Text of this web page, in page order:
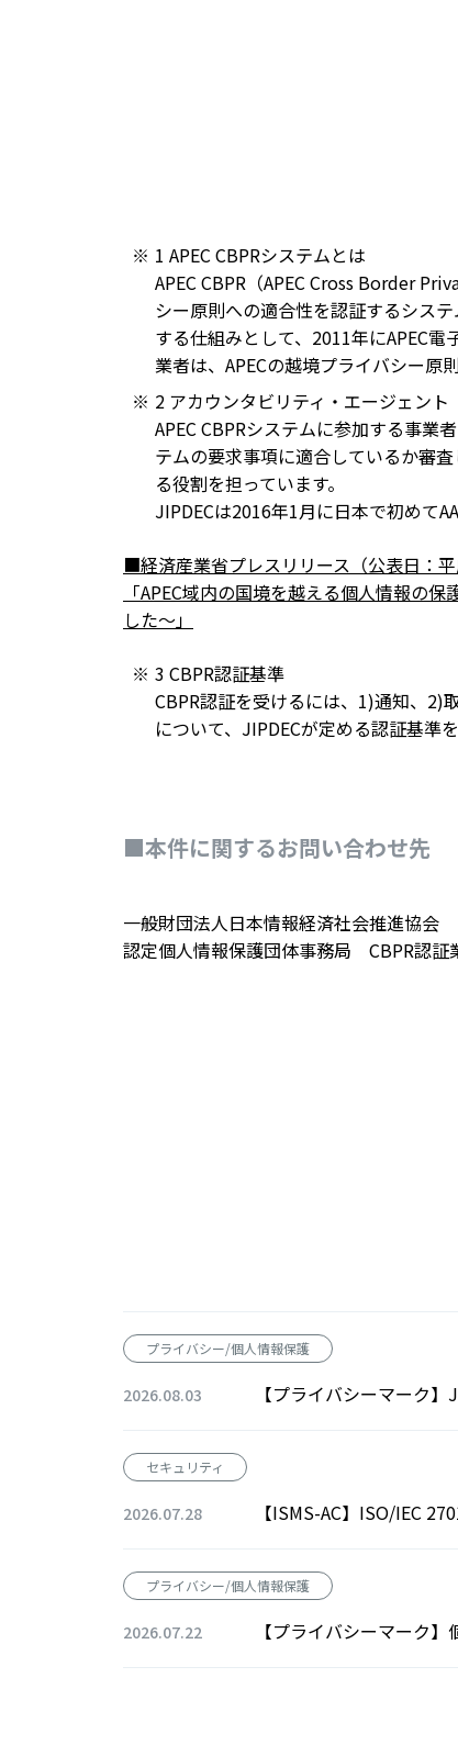
1 APEC CBPRシステムとは
APEC CBPR（APEC Cross Border
シー原則への適合性を認証するシス
する仕組みとして、2011年にAPEC
業者は、APECの越境プライバシー原
2 アカウンタビリティ・エージェント
APEC CBPRシステムに参加する事業
テムの要求事項に適合しているか審
る役割を担っています。
JIPDECは2016年1月に日本で初めて
■経済産業省プレスリリース（公表日：平
「APEC域内の国境を越える個人情報の
した～」
3 CBPR認証基準
CBPR認証を受けるには、1)通知、2)
について、JIPDECが定める認証基準
■本件に関するお問い合わせ先
一般財団法人日本情報経済社会推進協会
認定個人情報保護団体事務局 CBPR認証
プライバシー/個人情報保護
2026.08.03 【プライバシーマーク
セキュリティ
2026.07.28 【ISMS-AC】ISO/IEC
プライバシー/個人情報保護
2026.07.22 【プライバシーマーク